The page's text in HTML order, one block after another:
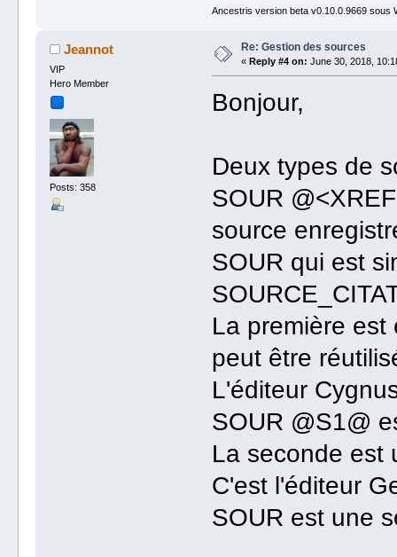
Ancestris version beta v0.10.0.9669 sous
Jeannot
VIP
Hero Member
Posts: 358
Re: Gestion des sources
« Reply #4 on: June 30, 2018,
Bonjour,
Deux types de
SOUR
source
SOUR qui est
La première est
peut être
L'éditeur
SOUR @S1@
La seconde est
C'est l'éditeur
SOUR est une